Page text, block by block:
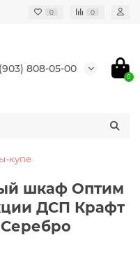
0 0
808-05-00
0
купе
шкаф Оптим
ДСП Крафт